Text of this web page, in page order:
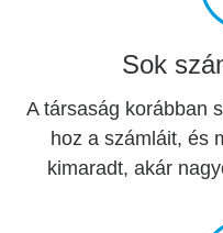
Sok
A társaság korábban
hoz a számláit, és
kimaradt, akár